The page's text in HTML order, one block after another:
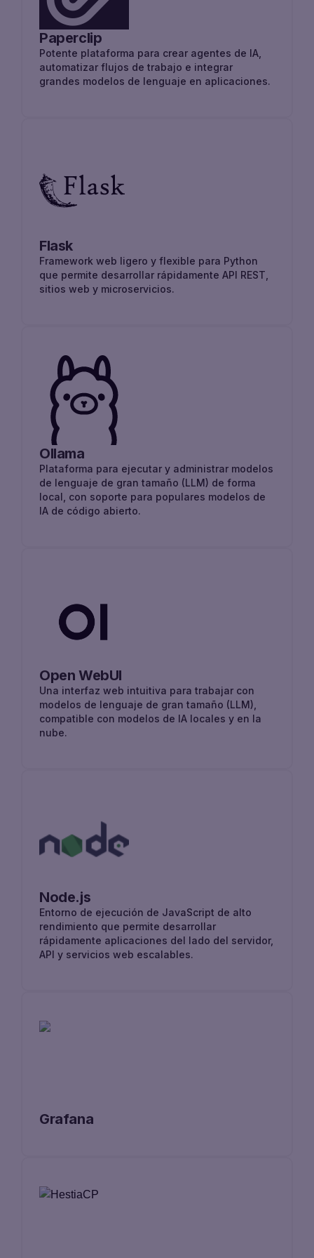
Paperclip
Potente plataforma para crear agentes de IA,
automatizar flujos de trabajo e integrar
grandes modelos de lenguaje en aplicaciones.
Flask
Framework web ligero y flexible para Python
que permite desarrollar rápidamente API REST,
sitios web y microservicios.
Ollama
Plataforma para ejecutar y administrar modelos
de lenguaje de gran tamaño (LLM) de forma
local, con soporte para populares modelos de
IA de código abierto.
Open WebUI
Una interfaz web intuitiva para trabajar con
modelos de lenguaje de gran tamaño (LLM),
compatible con modelos de IA locales y en la
nube.
Node.js
Entorno de ejecución de JavaScript de alto
rendimiento que permite desarrollar
rápidamente aplicaciones del lado del servidor,
API y servicios web escalables.
Grafana